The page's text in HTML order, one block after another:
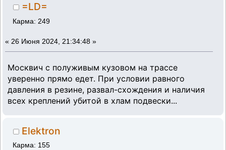
=LD=
Карма: 249
« 26 Июня 2024, 21:34:48 »
Москвич с полуживым кузовом на трассе
уверенно прямо едет. При условии равного
давления в резине, развал-схождения и наличия
всех креплений убитой в хлам подвески...
Elektron
Карма: 155